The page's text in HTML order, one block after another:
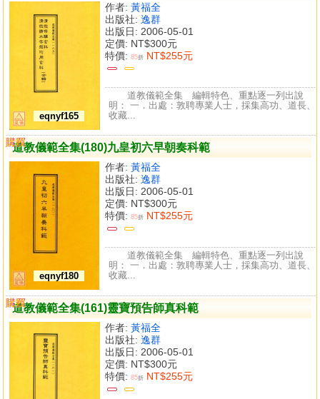
eqnyf165
作者: 黃福全
出版社: 逸群
出版日: 2006-05-01
定價: NT$300元
特價: 85折 NT$255元
道教儀範全集 編輯特色、重點逐一列出說
明： 一．出處：敦聘專業人士，採集高功、道長、
收藏...
道教儀範全集(180)九皇初六早朝奏科範
eqnyf180
作者: 黃福全
出版社: 逸群
出版日: 2006-05-01
定價: NT$300元
特價: 85折 NT$255元
購買
比較
道教儀範全集 編輯特色、重點逐一列出說
明： 一．出處：敦聘專業人士，採集高功、道長、
收藏...
道教儀範全集(161)靈寶預告師真科範
作者: 黃福全
出版社: 逸群
出版日: 2006-05-01
定價: NT$300元
特價: 85折 NT$255元
購買
比較